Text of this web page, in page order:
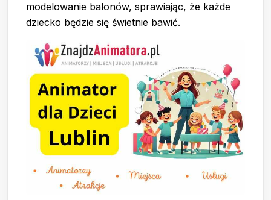
modelowanie balonów, sprawiając, że każde
dziecko będzie się świetnie bawić.